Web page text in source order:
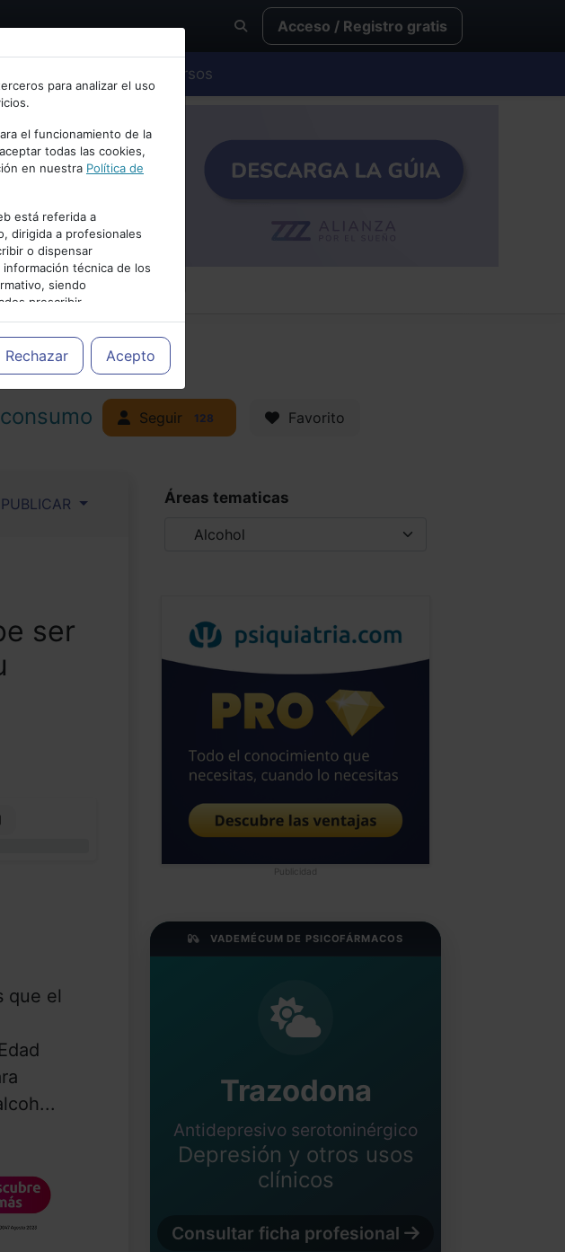
Cancelar
Acceso / Registro gratis
Cursos
para analizar el uso
el funcionamiento de la
todas las cookies,
en nuestra Política de
está referida a
dirigida a profesionales
o dispensar
técnica de los
siendo
prescribir
el tratamiento más
Rechazar Acepto
Seguir 128 Favorito
PUBLICAR
ser
que el
Áreas tematicas
Publicidad
VADEMÉCUM DE PSICOFÁRMACOS
Trazodona
Antidepresivo serotoninérgico
Depresión y otros usos
clínicos
Consultar ficha profesional